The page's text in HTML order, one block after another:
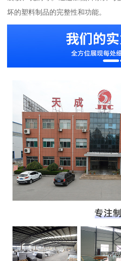
坏的塑料制品的完整性和功能。